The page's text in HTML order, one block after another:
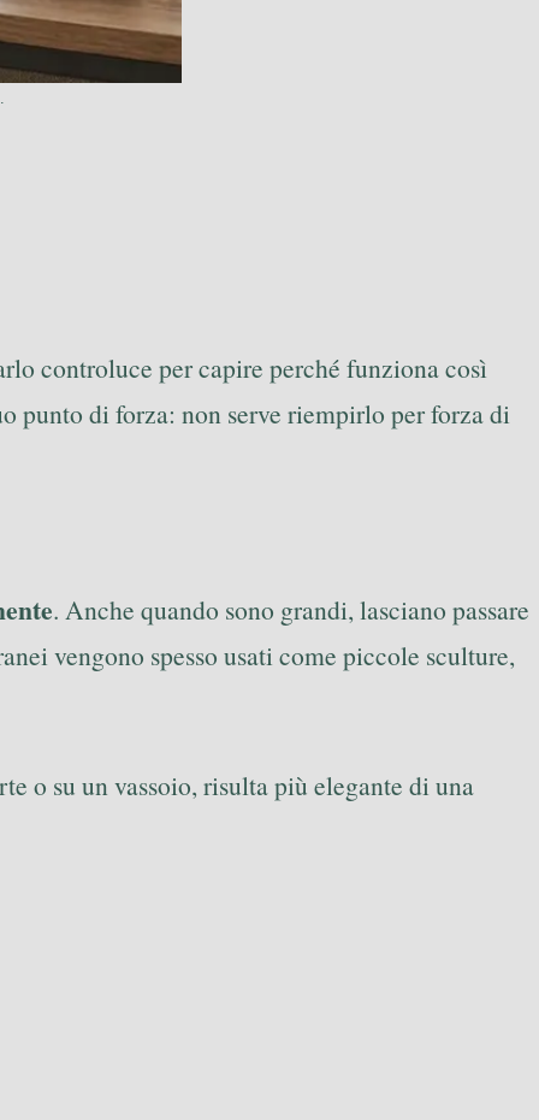
controluce per capire perché funziona così
punto di forza: non serve riempirlo per forza di
. Anche quando sono grandi, lasciano passare
vengono spesso usati come piccole sculture,
o su un vassoio, risulta più elegante di una